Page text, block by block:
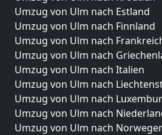
Umzug von Ulm nach Estland
Umzug von Ulm nach Finnland
Umzug von Ulm nach
Umzug von Ulm nach
Umzug von Ulm nach Italien
Umzug von Ulm nach
Umzug von Ulm nach
Umzug von Ulm nach
Umzug von Ulm nach